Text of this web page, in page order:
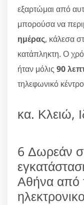
εξαρτώμαι από
μπορούσα να
ημέρας, κάλεσα
κατάπληκτη. Ο
ήταν μόλις 90
τηλεφωνικό
κα. Κλειώ,
6 Δωρεάν
Αθήνα από